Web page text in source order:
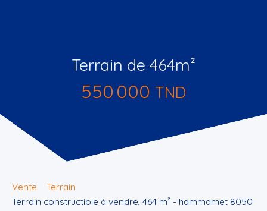
Terrain de 464m²
550 000 TND
Vente
Terrain
Terrain constructible à vendre, 464 m² - hammamet 8050